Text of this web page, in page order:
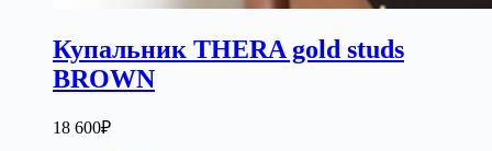
Купальник THERA gold studs
BROWN
18 600₽